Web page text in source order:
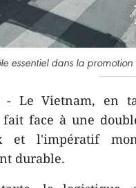
essentiel dans la
- Le Vietnam, en
face à une
et l'impératif
durable.